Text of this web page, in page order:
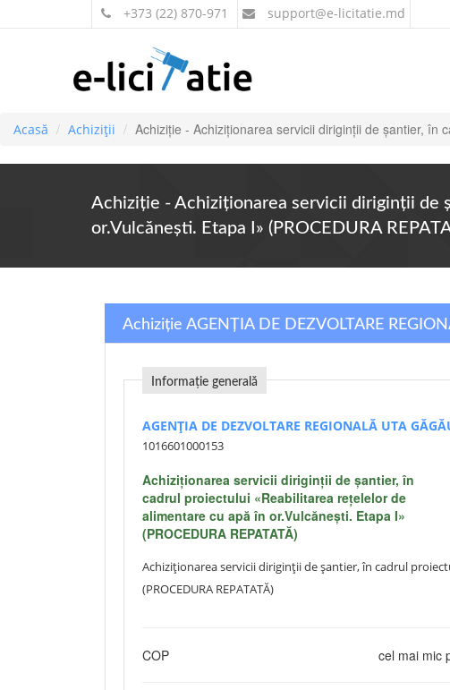
+373 (22) 870-971 support@e-licitatie.md
Acasă Achiziții Achiziție - Achiziţionarea servicii diriginţii de şantier, în
Achiziție - Achiziţionarea servicii diriginţii de
or.Vulcănești. Etapa I» (PROCEDURA
Achiziție AGENȚIA DE DEZVOLTARE
Informație generală
AGENȚIA DE DEZVOLTARE REGIONALĂ UTA
1016601000153
Achiziţionarea servicii diriginţii de şantier, în
cadrul proiectului «Reabilitarea rețelelor de
alimentare cu apă în or.Vulcănești. Etapa I»
(PROCEDURA REPATATĂ)
Achiziţionarea servicii diriginţii de şantier, în cadrul
(PROCEDURA REPATATĂ)
COP cel mai mic